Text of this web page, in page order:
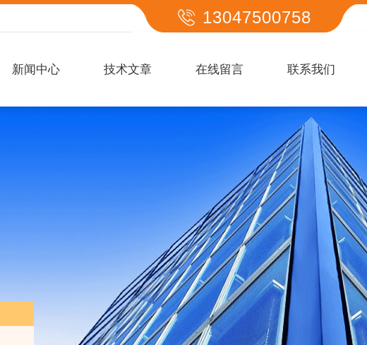
13047500758
新闻中心 技术文章 在线留言 联系我们